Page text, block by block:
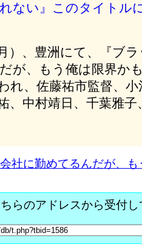
ない』このタイトル
）、豊洲にて、『ブ
が、もう俺は限界か
れ、佐藤祐市監督、
、中村靖日、千葉雅
社に勤めてるんだが、
らのアドレスから受付